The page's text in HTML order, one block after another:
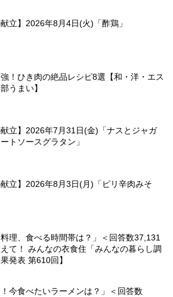
献立】2026年8月4日(火)「酢鶏」
！ひき肉の絶品レシピ8選【和・洋・エス
うまい】
献立】2026年7月31日(金)「ナスとジャガ
トソースグラタン」
献立】2026年8月3日(月)「ピリ辛肉みそ
料理、食べる時間帯は？」＜回答数37,131
て！ みんなの衣食住「みんなの暮らし調
発表 第610回】
！今食べたいラーメンは？」＜回答数